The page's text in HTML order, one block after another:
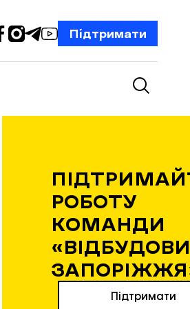
Підтримати
РОБОТУ
КОМАНДИ
Підтримати